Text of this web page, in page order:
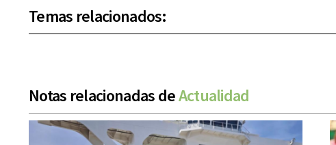
Temas relacionados:
Notas relacionadas deActualidad